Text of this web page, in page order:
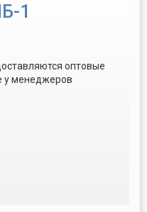
1
оптовые
у менеджеров